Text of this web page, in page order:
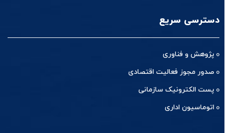
دسترسی سریع
پژوهش و فناوری
صدور مجوز فعالیت اقتصادی
پست الکترونیک سازمانی
اتوماسیون اداری